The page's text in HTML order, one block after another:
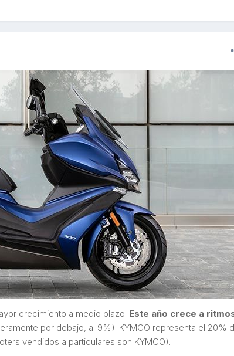
crecimiento a medio plazo. Este año crece a
por debajo, al 9%). KYMCO representa el 20%
vendidos a particulares son KYMCO).